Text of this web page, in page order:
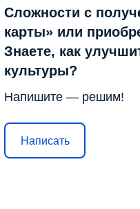
Сложности с
карты» или
Знаете, как
культуры?
Напишите — решим!
Написать